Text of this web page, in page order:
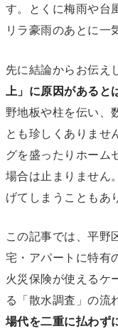
す。とくに梅雨や台
リラ豪雨のあとに一
先に結論からお伝え
上」に原因があると
野地板や柱を伝い、
とも珍しくありませ
グを盛ったりホーム
場合は止まりません
げてしまうこともあ
この記事では、平野
宅・アパートに特有
火災保険が使えるケ
る「散水調査」の流
場代を二重に払わず